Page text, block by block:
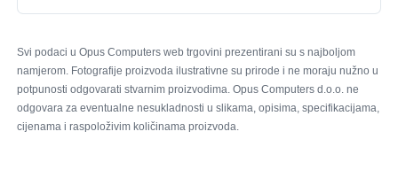
Svi podaci u Opus Computers web trgovini prezentirani su s najboljom
namjerom. Fotografije proizvoda ilustrativne su prirode i ne moraju nužno u
potpunosti odgovarati stvarnim proizvodima. Opus Computers d.o.o. ne
odgovara za eventualne nesukladnosti u slikama, opisima, specifikacijama,
cijenama i raspoloživim količinama proizvoda.